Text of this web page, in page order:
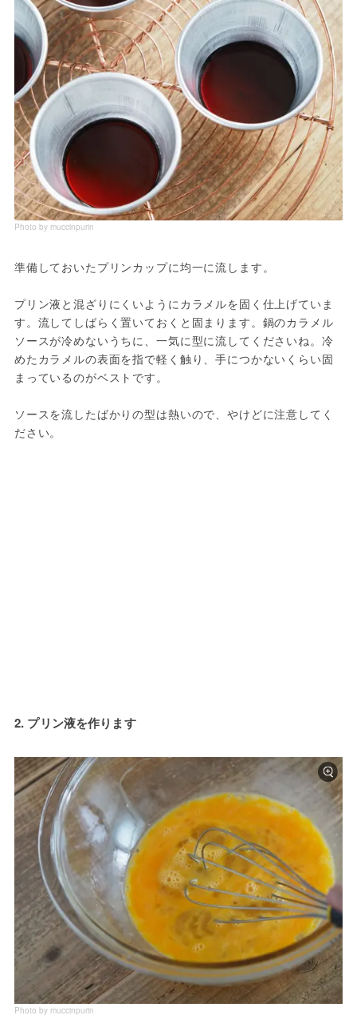
Photo by muccinpurin
準備しておいたプリンカップに均一に流します。
プリン液と混ざりにくいようにカラメルを固く仕上げていま
す。流してしばらく置いておくと固まります。鍋のカラメル
ソースが冷めないうちに、一気に型に流してくださいね。冷
めたカラメルの表面を指で軽く触り、手につかないくらい固
まっているのがベストです。
ソースを流したばかりの型は熱いので、やけどに注意してく
ださい。
2. プリン液を作ります
Photo by muccinpurin